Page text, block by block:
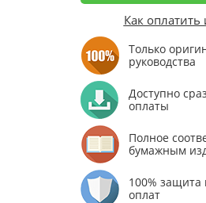
Как оплатить
Только
руководства
Доступно
оплаты
Полное
бумажным
100% защита
оплат